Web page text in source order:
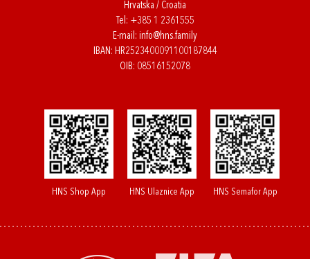
Hrvatska / Croatia
Tel: +385 1 2361555
E-mail: info@hns.family
IBAN: HR2523400091100187844
OIB: 08516152078
HNS Shop App HNS Ulaznice App HNS Semafor App